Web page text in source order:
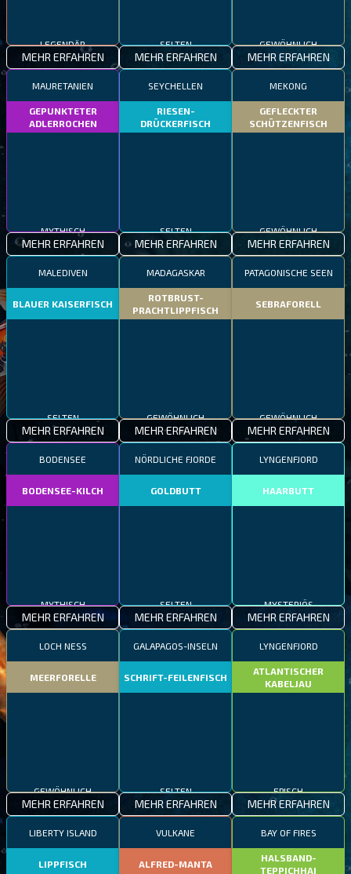
MEHR ERFAHREN MEHR ERFAHREN MEHR ERFAHREN
MAURETANIEN
GEPUNKTETER
ADLERROCHEN
MEHR ERFAHREN
SEYCHELLEN
RIESEN-
DRÜCKERFISCH
MEHR ERFAHREN
MEKONG
GEFLECKTER
SCHÜTZENFISCH
MEHR ERFAHREN
MALEDIVEN
BLAUER KAISERFISCH
MEHR ERFAHREN
MADAGASKAR
ROTBRUST-
PRACHTLIPPFISCH
MEHR ERFAHREN
PATAGONISCHE SEEN
SEBRAFORELL
MEHR ERFAHREN
BODENSEE
BODENSEE-KILCH
MEHR ERFAHREN
NÖRDLICHE FJORDE
GOLDBUTT
MEHR ERFAHREN
LYNGENFJORD
HAARBUTT
MEHR ERFAHREN
LOCH NESS
MEERFORELLE
MEHR ERFAHREN
GALAPAGOS-INSELN
SCHRIFT-FEILENFISCH
SELTEN
MEHR ERFAHREN
LYNGENFJORD
ATLANTISCHER
KABELJAU
EPISCH
MEHR ERFAHREN
LIBERTY ISLAND
LIPPFISCH
VULKANE
ALFRED-MANTA
BAY OF FIRES
HALSBAND-
TEPPICHHAI